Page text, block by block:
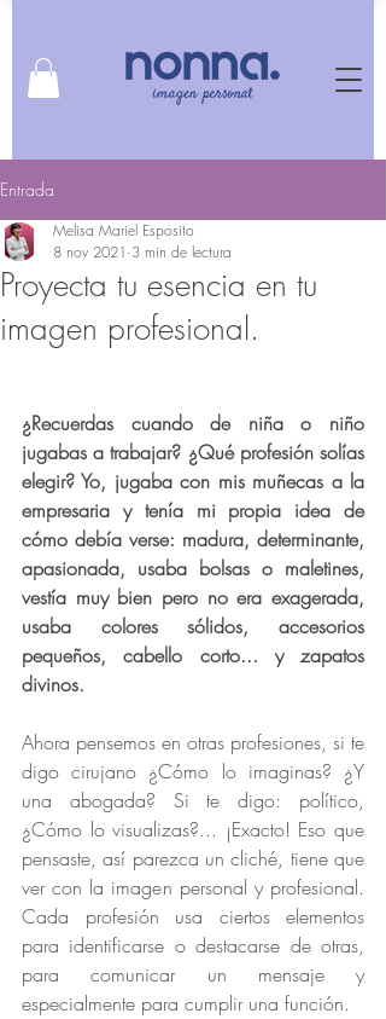
Entrada
Proyecta tu esencia en tu
imagen profesional.
Melisa Mariel Esposito
8 nov 2021 3 min de lectura
¿Recuerdas cuando de niña o niño
jugabas a trabajar? ¿Qué profesión solías
elegir? Yo, jugaba con mis muñecas a la
empresaria y tenía mi propia idea de
cómo debía verse: madura, determinante,
apasionada, usaba bolsas o maletines,
vestía muy bien pero no era exagerada,
usaba colores sólidos, accesorios
pequeños, cabello corto... y zapatos
divinos.
Ahora pensemos en otras profesiones, si te
digo cirujano ¿Cómo lo imaginas? ¿Y
una abogada? Si te digo: político,
¿Cómo lo visualizas?... ¡Exacto! Eso que
pensaste, así parezca un cliché, tiene que
ver con la imagen personal y profesional.
Cada profesión usa ciertos elementos
para identificarse o destacarse de otras,
para comunicar un mensaje y
especialmente para cumplir una función.